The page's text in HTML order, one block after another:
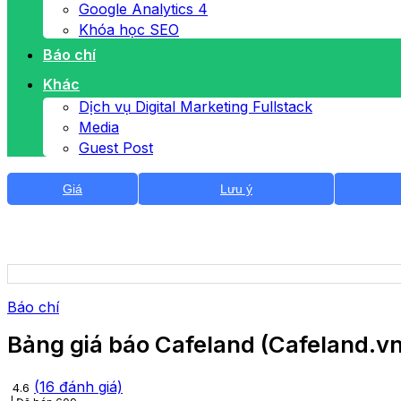
Google Analytics 4
Khóa học SEO
Báo chí
Khác
Dịch vụ Digital Marketing Fullstack
Media
Guest Post
Giá Lưu ý
Báo chí
Bảng giá báo Cafeland
4.6 (16 đánh giá)